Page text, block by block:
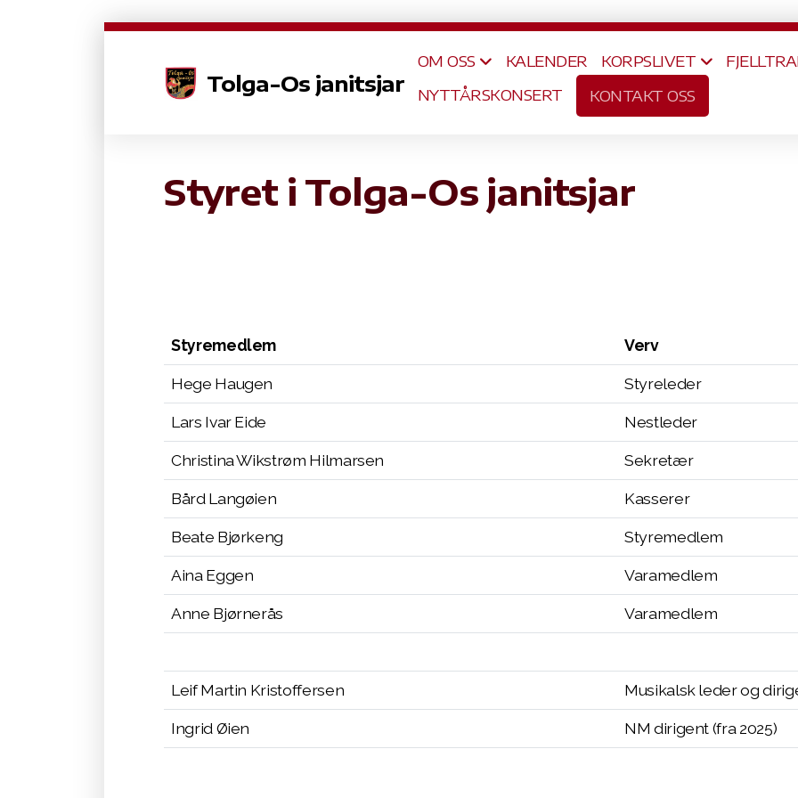
Tolga-Os janitsjar
OM OSS KALENDER KORPSLIVET
NYTTÅRSKONSERT
KONTAKT OSS
Styret i Tolga-Os janitsjar
Styremedlem Verv
Hege Haugen Styreleder
Lars Ivar Eide Nestleder
Christina Wikstrøm Hilmarsen Sekretær
Bård Langøien Kasserer
Beate Bjørkeng Styremedlem
Aina Eggen Varamedlem
Anne Bjørnerås Varamedlem
Leif Martin Kristoffersen Musikalsk leder og
Ingrid Øien NM dirigent (fra 2025)